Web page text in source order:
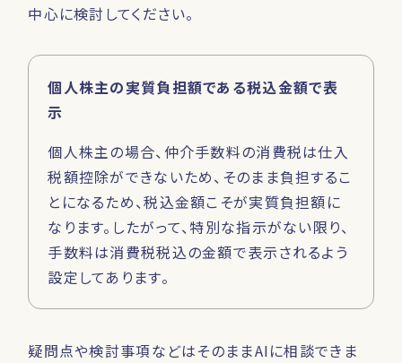
中心に検討してください。
個人株主の実質負担額である税込金額で表
示
個人株主の場合、仲介手数料の消費税は仕入
税額控除ができないため、そのまま負担するこ
とになるため、税込金額こそが実質負担額に
なります。したがって、特別な指示がない限り、
手数料は消費税税込の金額で表示されるよう
設定してあります。
疑問点や検討事項などはそのままAIに相談できま